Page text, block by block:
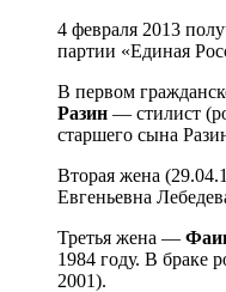
4 февраля 2013
партии «Единая
В первом
Разин — стилист
старшего сына
Вторая жена
Евгеньевна
Третья жена —
1984 году. В браке
2001).